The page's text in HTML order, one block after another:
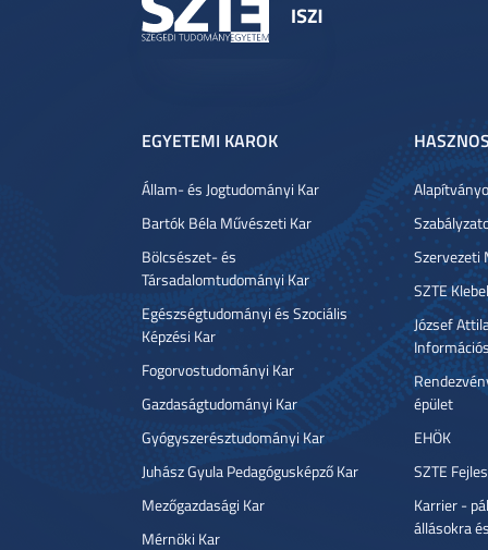
EGYETEMI KAROK
Állam- és Jogtudományi Kar
Bartók Béla Művészeti Kar
Bölcsészet- és
Társadalomtudományi Kar
Egészségtudományi és Szociális
Képzési Kar
Fogorvostudományi Kar
Gazdaságtudományi Kar
Gyógyszerésztudományi Kar
Juhász Gyula Pedagógusképző Kar
Mezőgazdasági Kar
Mérnöki Kar
Szervezeti
SZTE
József
épület
EHÖK
SZTE
Karrier -
állásokra